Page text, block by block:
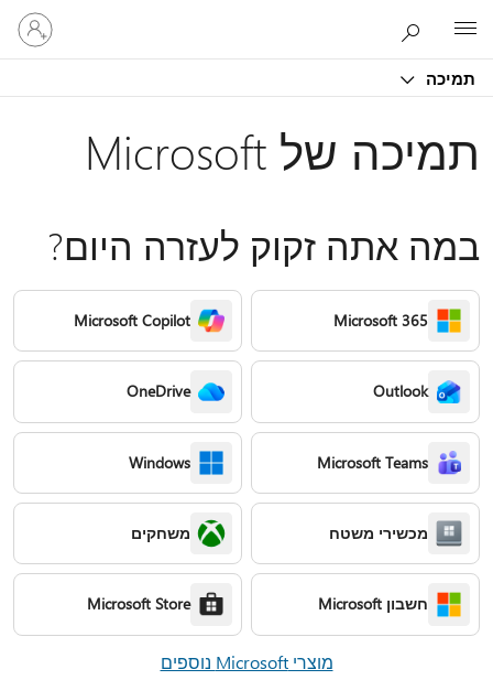
תמיכה
היכנס
לחשבון
שלך
תמיכה של Microsoft
במה אתה זקוק לעזרה היום?
Microsoft 365
Microsoft Copilot
Outlook
OneDrive
Microsoft Teams
Windows
מכשירי משטח משחקים
חשבון Microsoft Microsoft Store
מוצרי Microsoft נוספים